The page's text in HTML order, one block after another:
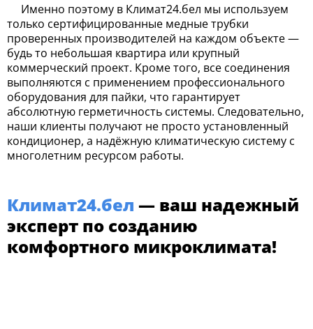
Именно поэтому в Климат24.бел мы используем
только сертифицированные медные трубки
проверенных производителей на каждом объекте —
будь то небольшая квартира или крупный
коммерческий проект. Кроме того, все соединения
выполняются с применением профессионального
оборудования для пайки, что гарантирует
абсолютную герметичность системы. Следовательно,
наши клиенты получают не просто установленный
кондиционер, а надёжную климатическую систему с
многолетним ресурсом работы.
Климат24.бел — ваш надежный
эксперт по созданию
комфортного микроклимата!